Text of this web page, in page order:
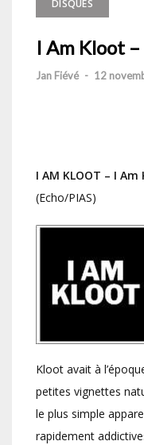
DISQUES
I Am Kloot
Jan Fiévé - 12
I AM KLOOT – I Am
(Echo/PIAS)
Kloot avait à
petites vignettes
le plus simple
rapidement